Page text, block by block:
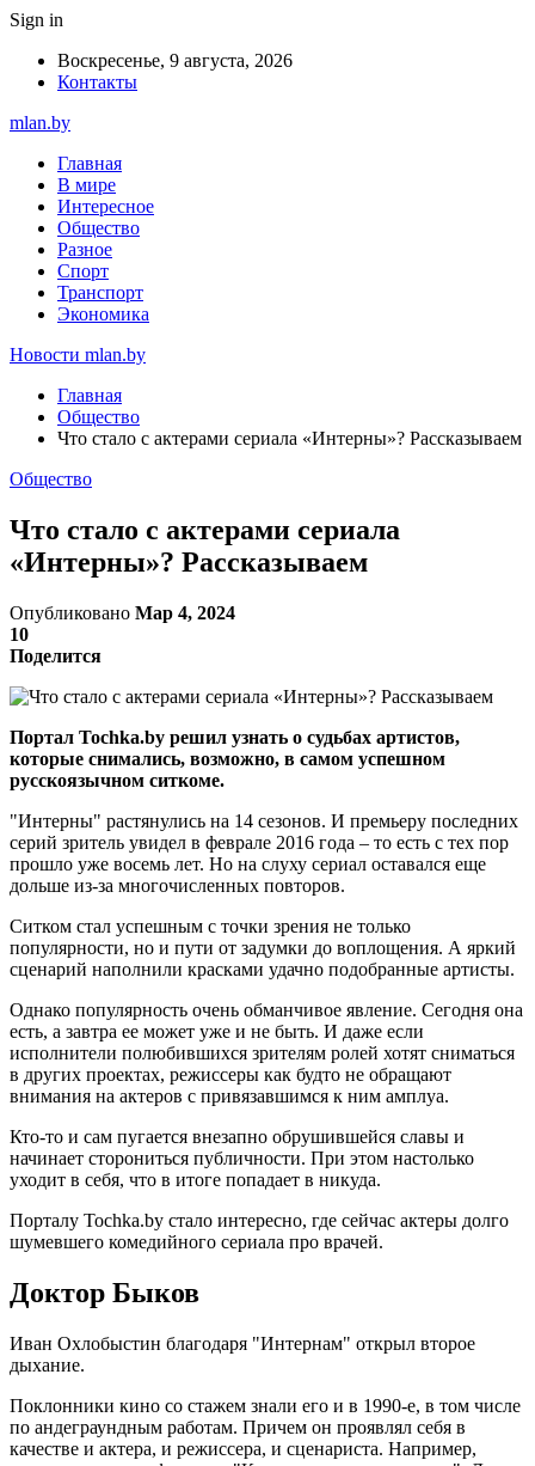
Sign in
Воскресенье, 9 августа, 2026
Контакты
mlan.by
Главная
В мире
Интересное
Общество
Разное
Спорт
Транспорт
Экономика
Новости mlan.by
Главная
Общество
Что стало с актерами сериала «Интерны»? Рассказываем
Общество
Что стало с актерами сериала
«Интерны»? Рассказываем
Опубликовано Мар 4, 2024
10
Поделится
Портал Tochka.by решил узнать о судьбах артистов,
которые снимались, возможно, в самом успешном
русскоязычном ситкоме.
"Интерны" растянулись на 14 сезонов. И премьеру последних
серий зритель увидел в феврале 2016 года – то есть с тех пор
прошло уже восемь лет. Но на слуху сериал оставался еще
дольше из-за многочисленных повторов.
Ситком стал успешным с точки зрения не только
популярности, но и пути от задумки до воплощения. А яркий
сценарий наполнили красками удачно подобранные артисты.
Однако популярность очень обманчивое явление. Сегодня она
есть, а завтра ее может уже и не быть. И даже если
исполнители полюбившихся зрителям ролей хотят сниматься
в других проектах, режиссеры как будто не обращают
внимания на актеров с привязавшимся к ним амплуа.
Кто-то и сам пугается внезапно обрушившейся славы и
начинает сторониться публичности. При этом настолько
уходит в себя, что в итоге попадает в никуда.
Порталу Tochka.by стало интересно, где сейчас актеры долго
шумевшего комедийного сериала про врачей.
Доктор Быков
Иван Охлобыстин благодаря "Интернам" открыл второе
дыхание.
Поклонники кино со стажем знали его и в 1990-е, в том числе
по андеграундным работам. Причем он проявлял себя в
качестве и актера, и режиссера, и сценариста. Например,